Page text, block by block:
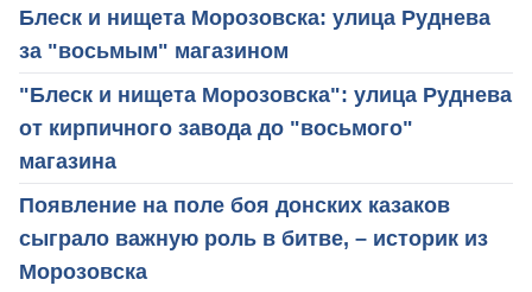
Блеск и нищета Морозовска: улица Руднева
за "восьмым" магазином
"Блеск и нищета Морозовска": улица Руднева
от кирпичного завода до "восьмого"
магазина
Появление на поле боя донских казаков
сыграло важную роль в битве, – историк из
Морозовска